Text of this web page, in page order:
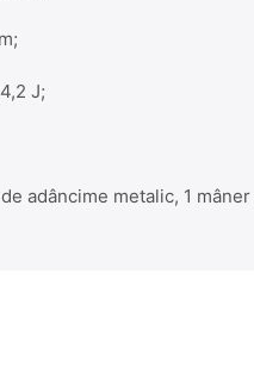
J;
adâncime metalic, 1